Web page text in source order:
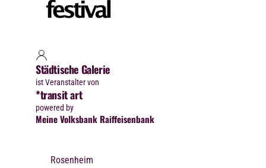
Städtische Galerie
ist Veranstalter von
*transit art
powered by
Meine Volksbank Raiffeisenbank
Rosenheim